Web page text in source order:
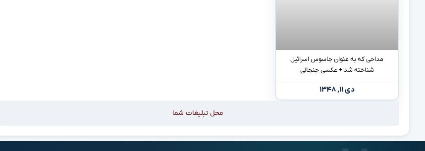
مداحی که به عنوان جاسوس اسرائیل
شناخته شد + عکسی جنجالی
دی ۱۱, ۱۳۴۸
محل تبلیغات شما